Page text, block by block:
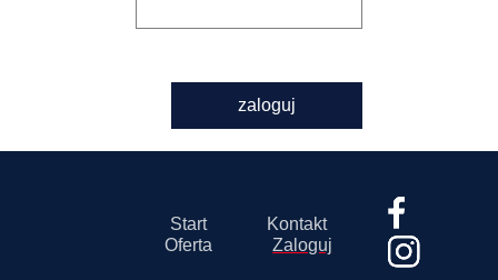
zaloguj
Start
Kontakt
Oferta
Zaloguj